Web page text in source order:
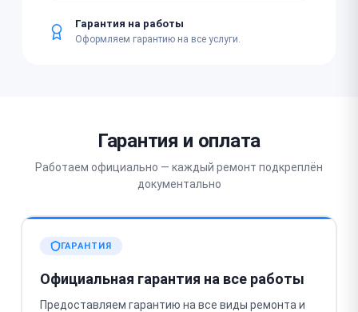
Гарантия на работы
Оформляем гарантию на все услуги.
Гарантия и оплата
Работаем официально — каждый ремонт подкреплён
документально
ГАРАНТИЯ
Официальная гарантия на все работы
Предоставляем гарантию на все виды ремонта и